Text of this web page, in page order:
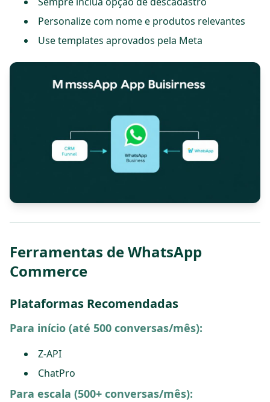
Personalize com nome e produtos relevantes
Use templates aprovados pela Meta
Ferramentas de WhatsApp
Commerce
Plataformas Recomendadas
Para início (até 500 conversas/mês):
Z-API
ChatPro
Para escala (500+ conversas/mês):